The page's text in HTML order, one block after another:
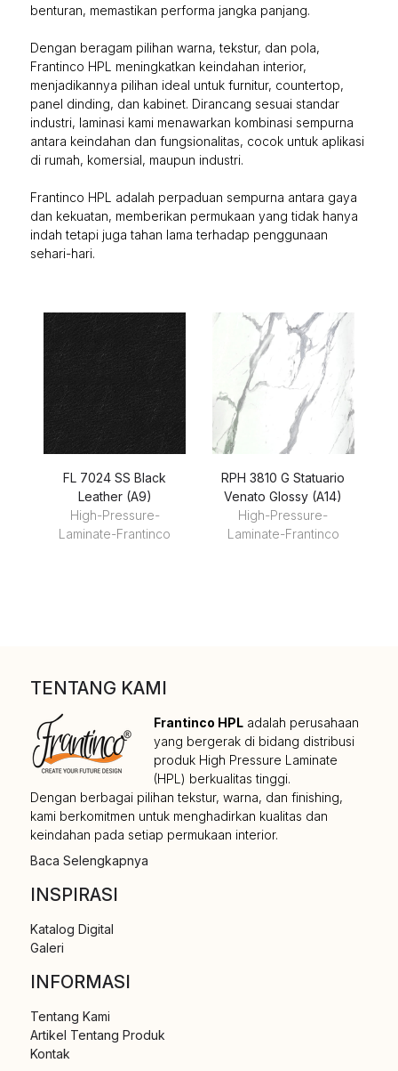
benturan, memastikan performa jangka panjang.
Dengan beragam pilihan warna, tekstur, dan pola,
Frantinco HPL meningkatkan keindahan interior,
menjadikannya pilihan ideal untuk furnitur, countertop,
panel dinding, dan kabinet. Dirancang sesuai standar
industri, laminasi kami menawarkan kombinasi sempurna
antara keindahan dan fungsionalitas, cocok untuk aplikasi
di rumah, komersial, maupun industri.
Frantinco HPL adalah perpaduan sempurna antara gaya
dan kekuatan, memberikan permukaan yang tidak hanya
indah tetapi juga tahan lama terhadap penggunaan
sehari-hari.
FL 7024 SS Black
Leather (A9)
High-Pressure-
Laminate-Frantinco
RPH 3810 G Statuario
Venato Glossy (A14)
High-Pressure-
Laminate-Frantinco
TENTANG KAMI
Frantinco HPL adalah perusahaan
yang bergerak di bidang distribusi
produk High Pressure Laminate
(HPL) berkualitas tinggi.
Dengan berbagai pilihan tekstur, warna, dan finishing,
kami berkomitmen untuk menghadirkan kualitas dan
keindahan pada setiap permukaan interior.
Baca Selengkapnya
INSPIRASI
Katalog Digital
Galeri
INFORMASI
Tentang Kami
Artikel Tentang Produk
Kontak